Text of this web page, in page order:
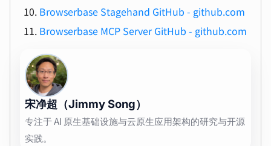
Browserbase Stagehand GitHub - github.com
Browserbase MCP Server GitHub - github.com
宋净超（Jimmy Song）
专注于 AI 原生基础设施与云原生应用架构的研究与开源
实践。